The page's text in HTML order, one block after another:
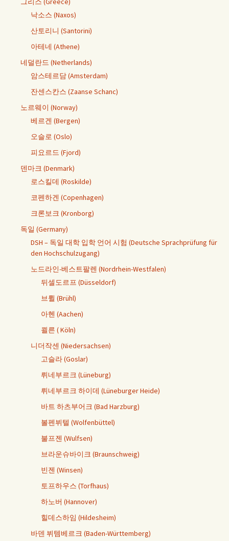
낙소스 (Naxos)
산토리니 (Santorini)
아테네 (Athene)
네덜란드 (Netherlands)
암스테르담 (Amsterdam)
잔센스칸스 (Zaanse Schanc)
노르웨이 (Norway)
베르겐 (Bergen)
오슬로 (Oslo)
피요르드 (Fjord)
덴마크 (Denmark)
로스킬데 (Roskilde)
코펜하겐 (Copenhagen)
크론보크 (Kronborg)
독일 (Germany)
DSH – 독일 대학 입학 언어 시험 (Deutsche Sprachprüfung für
den Hochschulzugang)
노드라인-베스트팔렌 (Nordrhein-Westfalen)
뒤셀도르프 (Düsseldorf)
브륄 (Brühl)
아헨 (Aachen)
쾰른 ( Köln)
니더작센 (Niedersachsen)
고슬라 (Goslar)
뤼네부르크 (Lüneburg)
뤼네부르크 하이데 (Lüneburger Heide)
바트 하츠부어크 (Bad Harzburg)
볼펜뷔텔 (Wolfenbüttel)
불프젠 (Wulfsen)
브라운슈바이크 (Braunschweig)
빈젠 (Winsen)
토프하우스 (Torfhaus)
하노버 (Hannover)
힐데스하임 (Hildesheim)
바덴 뷔템베르크 (Baden-Württemberg)